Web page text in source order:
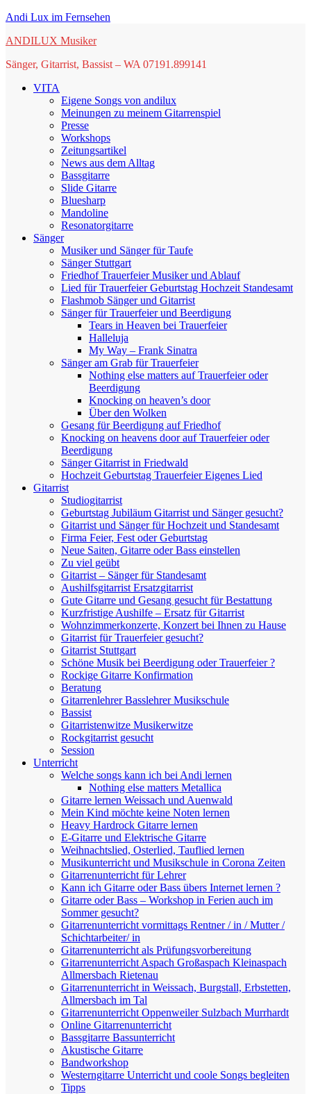
Springe
Inhalt
Andi Lux im Fernsehen
ANDILUX Musiker
Sänger, Gitarrist, Bassist – WA 07191.899141
VITA
Eigene Songs von andilux
Meinungen zu meinem Gitarrenspiel
Presse
Workshops
Zeitungsartikel
News aus dem Alltag
Bassgitarre
Slide Gitarre
Bluesharp
Mandoline
Resonatorgitarre
Sänger
Musiker und Sänger für Taufe
Sänger Stuttgart
Friedhof Trauerfeier Musiker und Ablauf
Lied für Trauerfeier Geburtstag Hochzeit Standesamt
Flashmob Sänger und Gitarrist
Sänger für Trauerfeier und Beerdigung
Tears in Heaven bei Trauerfeier
Halleluja
My Way – Frank Sinatra
Sänger am Grab für Trauerfeier
Nothing else matters auf Trauerfeier oder
Beerdigung
Knocking on heaven’s door
Über den Wolken
Gesang für Beerdigung auf Friedhof
Knocking on heavens door auf Trauerfeier oder
Beerdigung
Sänger Gitarrist in Friedwald
Hochzeit Geburtstag Trauerfeier Eigenes Lied
Gitarrist
Studiogitarrist
Geburtstag Jubiläum Gitarrist und Sänger gesucht?
Gitarrist und Sänger für Hochzeit und Standesamt
Firma Feier, Fest oder Geburtstag
Neue Saiten, Gitarre oder Bass einstellen
Zu viel geübt
Gitarrist – Sänger für Standesamt
Aushilfsgitarrist Ersatzgitarrist
Gute Gitarre und Gesang gesucht für Bestattung
Kurzfristige Aushilfe – Ersatz für Gitarrist
Wohnzimmerkonzerte, Konzert bei Ihnen zu Hause
Gitarrist für Trauerfeier gesucht?
Gitarrist Stuttgart
Schöne Musik bei Beerdigung oder Trauerfeier ?
Rockige Gitarre Konfirmation
Beratung
Gitarrenlehrer Basslehrer Musikschule
Bassist
Gitarristenwitze Musikerwitze
Rockgitarrist gesucht
Session
Unterricht
Welche songs kann ich bei Andi lernen
Nothing else matters Metallica
Gitarre lernen Weissach und Auenwald
Mein Kind möchte keine Noten lernen
Heavy Hardrock Gitarre lernen
E-Gitarre und Elektrische Gitarre
Weihnachtslied, Osterlied, Tauflied lernen
Musikunterricht und Musikschule in Corona Zeiten
Gitarrenunterricht für Lehrer
Kann ich Gitarre oder Bass übers Internet lernen ?
Gitarre oder Bass – Workshop in Ferien auch im
Sommer gesucht?
Gitarrenunterricht vormittags Rentner / in / Mutter /
Schichtarbeiter/ in
Gitarrenunterricht als Prüfungsvorbereitung
Gitarrenunterricht Aspach Großaspach Kleinaspach
Allmersbach Rietenau
Gitarrenunterricht in Weissach, Burgstall, Erbstetten,
Allmersbach im Tal
Gitarrenunterricht Oppenweiler Sulzbach Murrhardt
Online Gitarrenunterricht
Bassgitarre Bassunterricht
Akustische Gitarre
Bandworkshop
Westerngitarre Unterricht und coole Songs begleiten
Tipps